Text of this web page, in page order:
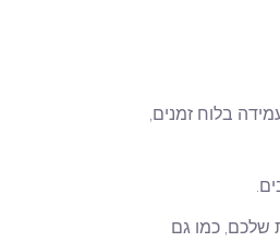
בלוח זמנים,
שלכם, כמו גם